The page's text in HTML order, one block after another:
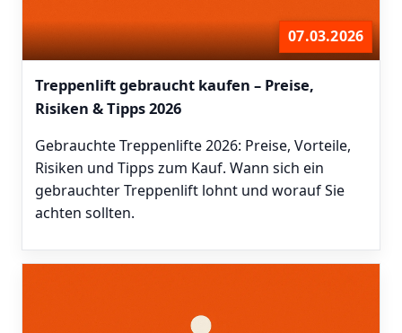
07.03.2026
Treppenlift gebraucht kaufen – Preise,
Risiken & Tipps 2026
Gebrauchte Treppenlifte 2026: Preise, Vorteile,
Risiken und Tipps zum Kauf. Wann sich ein
gebrauchter Treppenlift lohnt und worauf Sie
achten sollten.